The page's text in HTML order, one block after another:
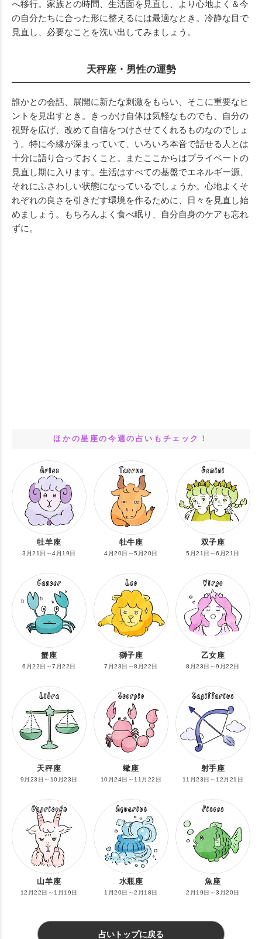
へ移行。家族との時間、生活面を見直し、より心地よく＆今
の自分たちに合った形に整えるには最適なとき。冷静な目で
見直し、必要なことを洗い出してみましょう。
天秤座・男性の運勢
誰かとの会話、展開に新たな刺激をもらい、そこに重要なヒ
ントを見出すとき。きっかけ自体は気軽なものでも、自分の
視野を広げ、改めて自信をつけさせてくれるものなのでしょ
う。特に今縁が深まっていて、いろいろ本音で話せる人とは
十分に語り合っておくこと。またここからはプライベートの
見直し期に入ります。生活はすべての基盤でエネルギー源、
それにふさわしい状態になっているでしょうか。心地よくそ
れぞれの良さを引きだす環境を作るために、日々を見直し始
めましょう。もちろんよく食べ眠り、自分自身のケアも忘れ
ずに。
ほかの星座の今週の占いもチェック！
牡羊座
3月21日～4月19日
牡牛座
4月20日～5月20日
双子座
5月21日～6月21日
蟹座
6月22日～7月22日
獅子座
7月23日～8月22日
乙女座
8月23日～9月22日
天秤座
9月23日～10月23日
蠍座
10月24日～11月22日
射手座
11月23日～12月21日
山羊座
12月22日～1月19日
水瓶座
1月20日～2月18日
魚座
2月19日～3月20日
占いトップに戻る